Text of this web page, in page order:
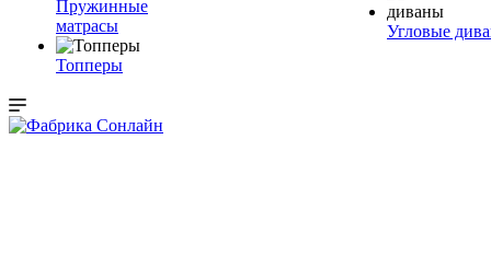
Пружинные
матрасы
Топперы
Угловые